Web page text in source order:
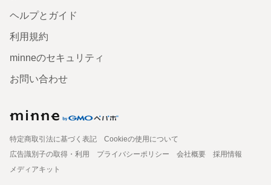
ヘルプとガイド
利用規約
minneのセキュリティ
お問い合わせ
特定商取引法に基づく表記
Cookieの使用について
広告識別子の取得・利用
プライバシーポリシー 会社概要
採用情報
メディアキット